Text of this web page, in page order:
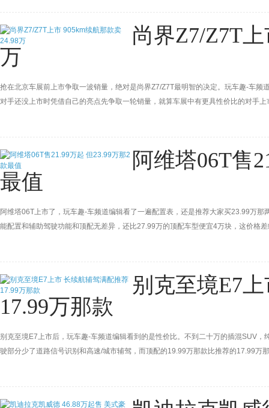
尚界Z7/Z7T
万
抢在北京车展前上市争取一波销量，绝对是尚界Z7/Z7T最明智的决定。玩车趣-车
对手还没上市时凭借自己的亮点先争取一轮销量，就算车展中有更具性价比的对手
阿维塔06T售
最值
阿维塔06T上市了，玩车趣-车频道编辑看了一遍配置表，还是推荐大家买23.99万
能配置和辅助驾驶功能和顶配无差异，还比27.99万的顶配车型便宜4万块，这价格
别克至境E7
17.99万那款
别克至境E7上市后，玩车趣-车频道编辑看到的是性价比。不到二十万的插混SUV
驶部分少了道路信号识别和高速/城市辅驾，而顶配的19.99万那款比推荐的17.99